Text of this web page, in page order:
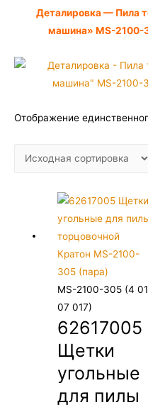
Деталировка — Пила
машина» MS-2100-
Отображение
MS-2100-305 (4 01
07 017)
62617005
Щетки
угольные
для пилы